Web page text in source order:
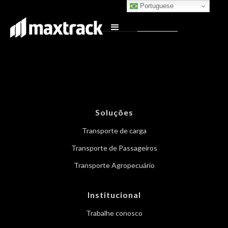
Soluções
Transporte de carga
Transporte de Passageiros
Transporte Agropecuário
Institucional
Trabalhe conosco
Portuguese